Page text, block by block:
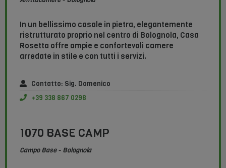
In un bellissimo casale in pietra, elegantemente
ristrutturato proprio nel centro di Bolognola, Casa
Rosetta offre ampie e confortevoli camere
arredate in stile e con tutti i servizi.
Contatto: Sig. Domenico
+39 338 867 0298
1070 BASE CAMP
Campo Base - Bolognola